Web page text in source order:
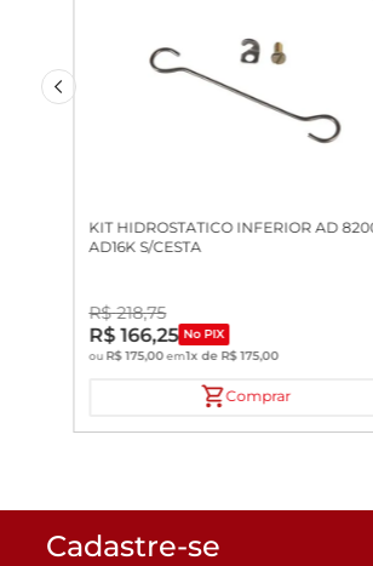
KIT HIDROSTATICO INFERIOR AD
AD16K S/CESTA
R$ 218,75
R$ 166,25 No PIX
ou R$ 175,00em1x de R$ 175,00
Comprar
Cadastre-se